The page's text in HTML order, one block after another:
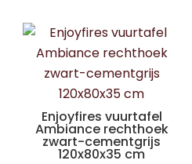
Enjoyfires vuurtafel
Ambiance rechthoek
zwart-cementgrijs
120x80x35 cm